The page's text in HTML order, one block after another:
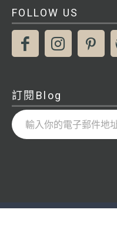
FOLLOW US
訂閱Blog
輸入你的電子郵件地址…